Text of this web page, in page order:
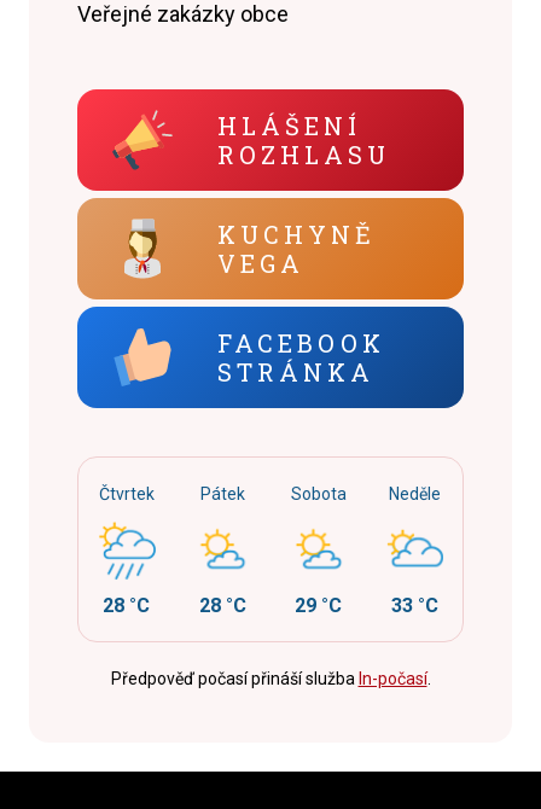
Veřejné zakázky obce
HLÁŠENÍ
ROZHLASU
KUCHYNĚ
VEGA
FACEBOOK
STRÁNKA
Čtvrtek
28 °C
Pátek
28 °C
Sobota
29 °C
Neděle
33 °C
Předpověď počasí přináší služba In-počasí.